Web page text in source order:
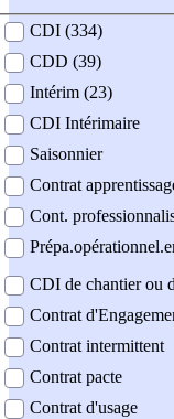
contrat
CDI (334)
CDD (39)
Intérim (23)
CDI Intérimaire
Saisonnier
Contrat
Cont.
CDI de chantier ou
Contrat
Contrat intermittent
Contrat pacte
Contrat d'usage